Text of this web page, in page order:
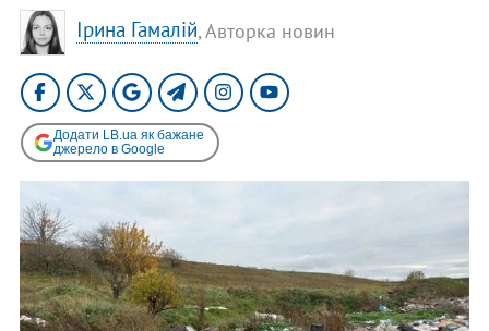
Ірина Гамалій, Авторка новин
Додати LB.ua як бажане
джерело в Google